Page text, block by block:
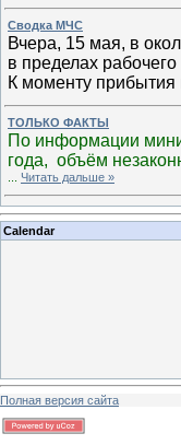
Сводка МЧС
Вчера, 15 мая, в
в пределах
К моменту прибытия
ТОЛЬКО ФАКТЫ
По информации
года, объём
Читать дальше »
Calendar
Полная версия сайта